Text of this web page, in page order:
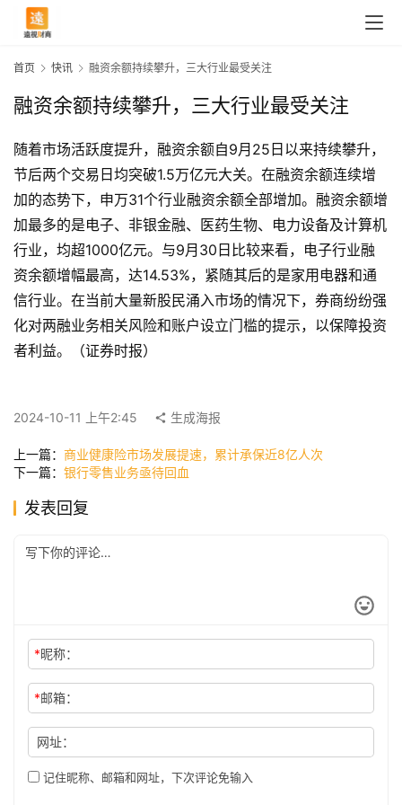
首
页
讯
公
司
科
首页 快讯 融资余额持续攀升，三大行业最受关注
融资余额持续攀升，三大行业最受关注
随着市场活跃度提升，融资余额自9月25日以来持续攀升，
节后两个交易日均突破1.5万亿元大关。在融资余额连续增
加的态势下，申万31个行业融资余额全部增加。融资余额增
加最多的是电子、非银金融、医药生物、电力设备及计算机
行业，均超1000亿元。与9月30日比较来看，电子行业融
资余额增幅最高，达14.53%，紧随其后的是家用电器和通
信行业。在当前大量新股民涌入市场的情况下，券商纷纷强
化对两融业务相关风险和账户设立门槛的提示，以保障投资
者利益。（证券时报）
2024-10-11 上午2:45 生成海报
上一篇： 商业健康险市场发展提速，累计承保近8亿人次
下一篇： 银行零售业务亟待回血
发表回复
*昵称：
*邮箱：
网址：
记住昵称、邮箱和网址，下次评论免输入